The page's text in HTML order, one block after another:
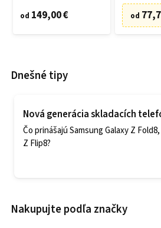
od 149,00 € od
Dnešné tipy
Nová generácia skladacích
Čo prinášajú Samsung Galaxy Z
Z Flip8?
Nakupujte podľa značky